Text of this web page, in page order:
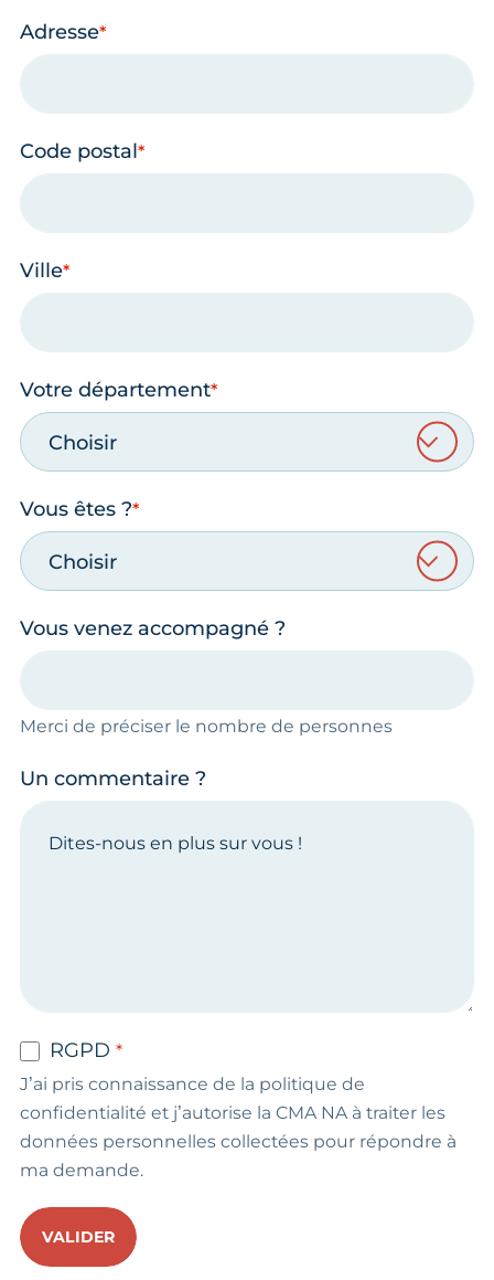
Adresse
Code postal
Ville
Votre département
Choisir
Vous êtes ?
Choisir
Vous venez accompagné ?
Merci de préciser le nombre de personnes
Un commentaire ?
RGPD
J’ai pris connaissance de la politique de
confidentialité et j’autorise la CMA NA à traiter les
données personnelles collectées pour répondre à
ma demande.
VALIDER